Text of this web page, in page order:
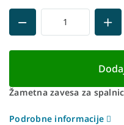
Žametna zavesa za
Podrobne informacije